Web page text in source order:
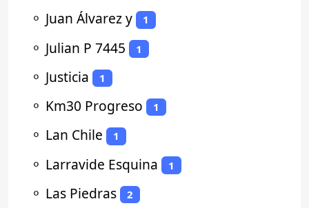
⚬ Juan Álvarez y 1
⚬ Julian P 7445 1
⚬ Justicia 1
⚬ Km30 Progreso 1
⚬ Lan Chile 1
⚬ Larravide Esquina 1
⚬ Las Piedras 2